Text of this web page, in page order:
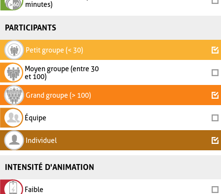
minutes)
PARTICIPANTS
Petit groupe (< 30)
Moyen groupe (entre 30
et 100)
Grand groupe (> 100)
Équipe
Individuel
INTENSITÉ D'ANIMATION
Faible